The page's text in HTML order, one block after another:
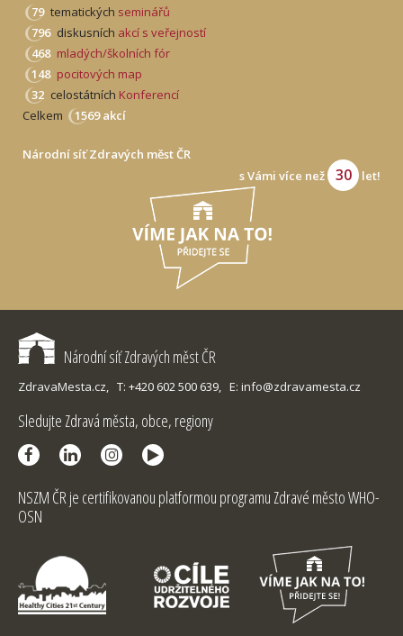
79 tematických seminářů
796 diskusních akcí s veřejností
468 mladých/školních fór
148 pocitových map
32 celostátních Konferencí
Celkem
1569 akcí
Národní síť Zdravých měst ČR
s Vámi více než
30 let!
Národní síť Zdravých měst ČR
ZdravaMesta.cz, T: +420 602 500 639, E: info@zdravamesta.cz
Sledujte Zdravá města, obce, regiony
NSZM ČR je certifikovanou platformou programu Zdravé město WHO-
OSN